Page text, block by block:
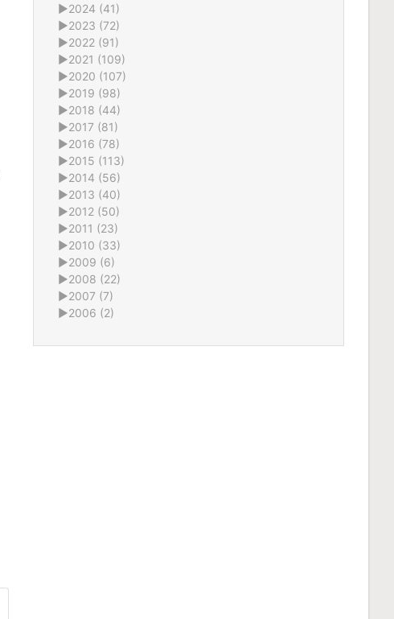
►2024 (41)
►2023 (72)
►2022 (91)
►2021 (109)
►2020 (107)
►2019 (98)
►2018 (44)
►2017 (81)
►2016 (78)
►2015 (113)
►2014 (56)
►2013 (40)
►2012 (50)
►2011 (23)
►2010 (33)
►2009 (6)
►2008 (22)
►2007 (7)
►2006 (2)